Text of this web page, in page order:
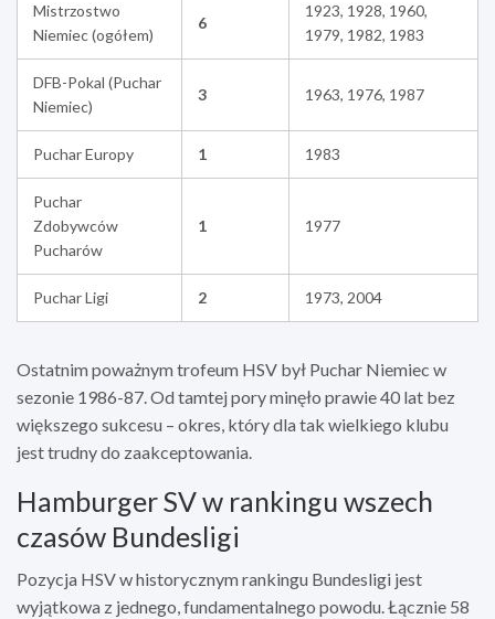
Mistrzostwo
Niemiec (ogółem)
6
1923, 1928, 1960,
1979, 1982, 1983
DFB-Pokal (Puchar
Niemiec)
3 1963, 1976, 1987
Puchar Europy 1 1983
Puchar
Zdobywców
Pucharów
1 1977
Puchar Ligi 2 1973, 2004
Ostatnim poważnym trofeum HSV był Puchar Niemiec w
sezonie 1986-87. Od tamtej pory minęło prawie 40 lat bez
większego sukcesu – okres, który dla tak wielkiego klubu
jest trudny do zaakceptowania.
Hamburger SV w rankingu wszech
czasów Bundesligi
Pozycja HSV w historycznym rankingu Bundesligi jest
wyjątkowa z jednego, fundamentalnego powodu. Łącznie 58